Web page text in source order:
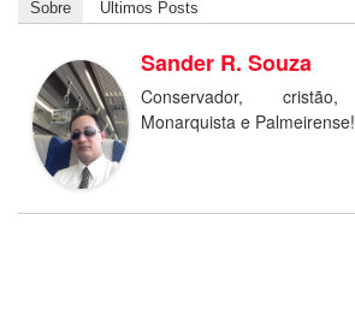
Sobre Últimos Posts
Sander R. Souza
Conservador, cristão,
Monarquista e Palmeirense!